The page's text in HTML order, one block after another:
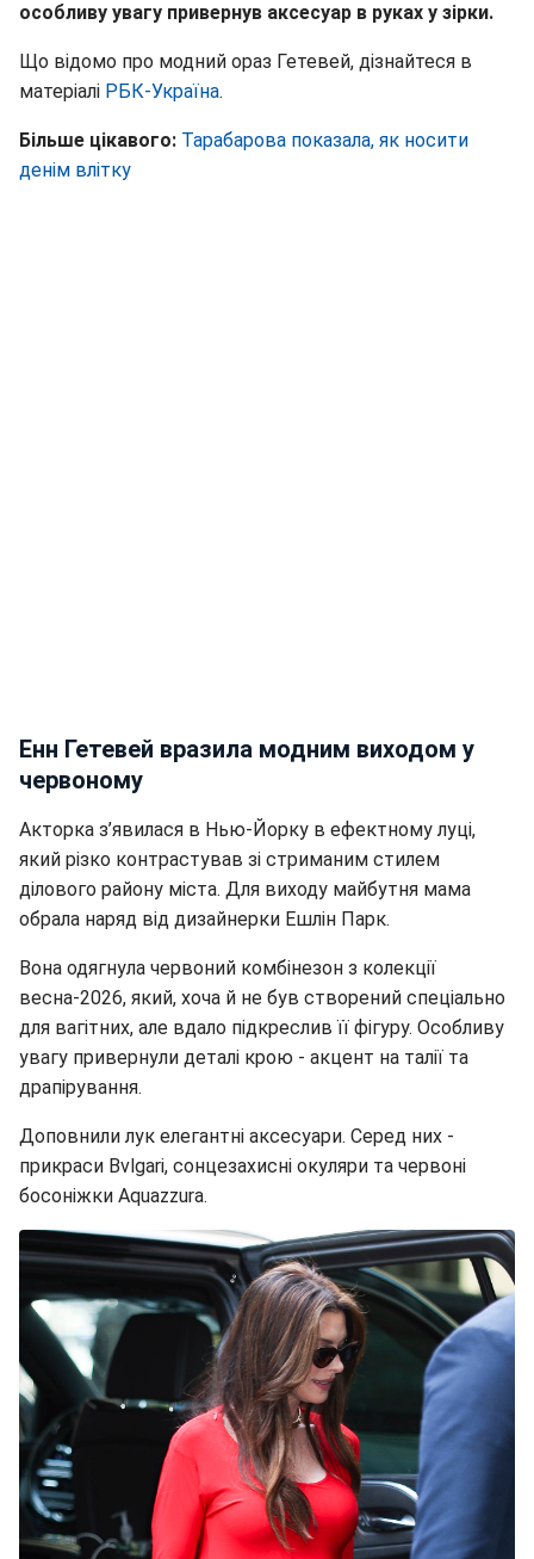
особливу увагу привернув аксесуар в руках у зірки.
Що відомо про модний ораз Гетевей, дізнайтеся в
матеріалі РБК-Україна.
Більше цікавого: Тарабарова показала, як носити
денім влітку
Енн Гетевей вразила модним виходом у
червоному
Акторка з’явилася в Нью-Йорку в ефектному луці,
який різко контрастував зі стриманим стилем
ділового району міста. Для виходу майбутня мама
обрала наряд від дизайнерки Ешлін Парк.
Вона одягнула червоний комбінезон з колекції
весна-2026, який, хоча й не був створений спеціально
для вагітних, але вдало підкреслив її фігуру. Особливу
увагу привернули деталі крою - акцент на талії та
драпірування.
Доповнили лук елегантні аксесуари. Серед них -
прикраси Bvlgari, сонцезахисні окуляри та червоні
босоніжки Aquazzura.